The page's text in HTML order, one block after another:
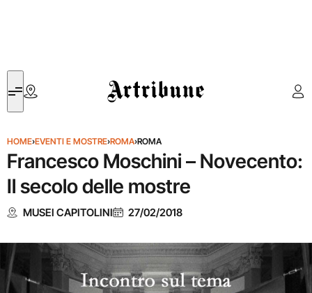
Artribune
HOME›EVENTI E MOSTRE›ROMA›ROMA
Francesco Moschini – Novecento:
Il secolo delle mostre
MUSEI CAPITOLINI 27/02/2018